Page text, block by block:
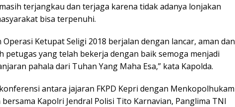
terjangkau dan terjaga karena tidak adanya lonjakan
bisa terpenuhi.
Ketupat Seligi 2018 berjalan dengan lancar, aman dan
petugas yang telah bekerja dengan baik semoga menjadi
pahala dari Tuhan Yang Maha Esa,” kata Kapolda.
antara jajaran FKPD Kepri dengan Menkopolhukam
Kapolri Jendral Polisi Tito Karnavian, Panglima TNI